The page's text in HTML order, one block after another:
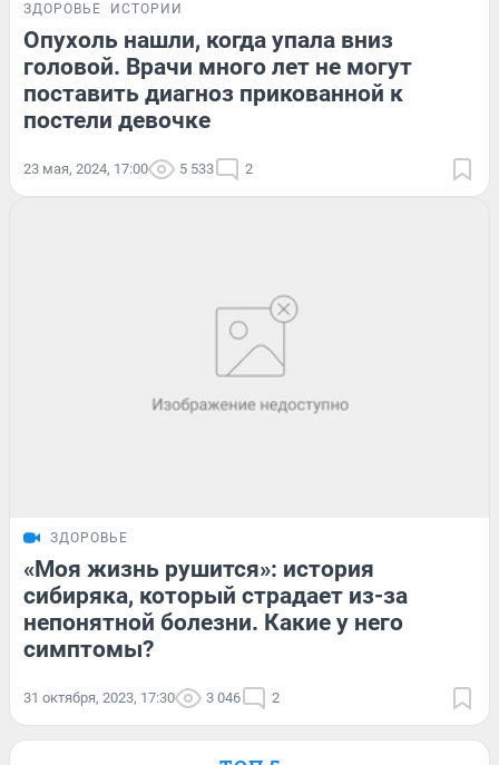
ЗДОРОВЬЕ ИСТОРИИ
Опухоль нашли, когда упала вниз
головой. Врачи много лет не могут
поставить диагноз прикованной к
постели девочке
23 мая, 2024, 17:00 5 533 2
ЗДОРОВЬЕ
«Моя жизнь рушится»: история
сибиряка, который страдает из-за
непонятной болезни. Какие у него
симптомы?
31 октября, 2023, 17:30 3 046 2